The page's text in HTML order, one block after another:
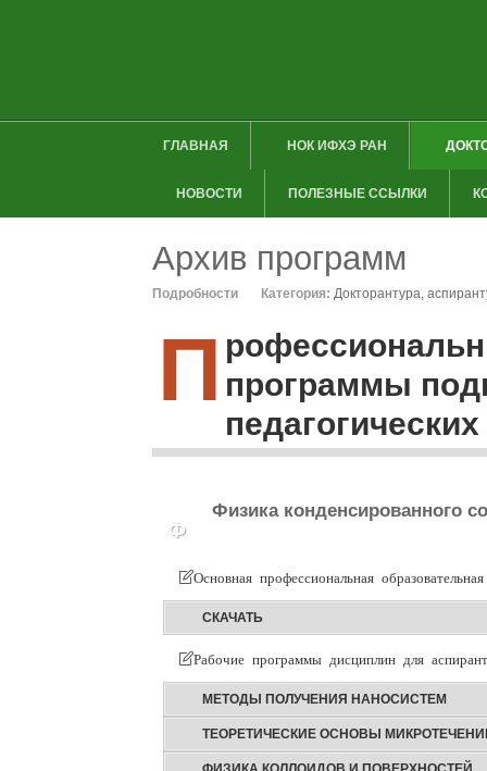
ГЛАВНАЯ НОК ИФХЭ РАН
НОВОСТИ ПОЛЕЗНЫЕ ССЫЛКИ
Архив программ
Подробности Категория: Докторантура,
П программы
Ф
Физика конденсированного
Основная профессиональная
СКАЧАТЬ
Рабочие программы дисциплин для
МЕТОДЫ ПОЛУЧЕНИЯ НАНОСИСТЕМ
ТЕОРЕТИЧЕСКИЕ ОСНОВЫ